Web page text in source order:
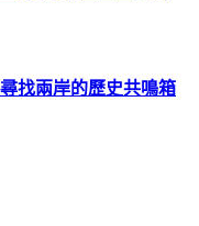
找兩岸的歷史共鳴箱